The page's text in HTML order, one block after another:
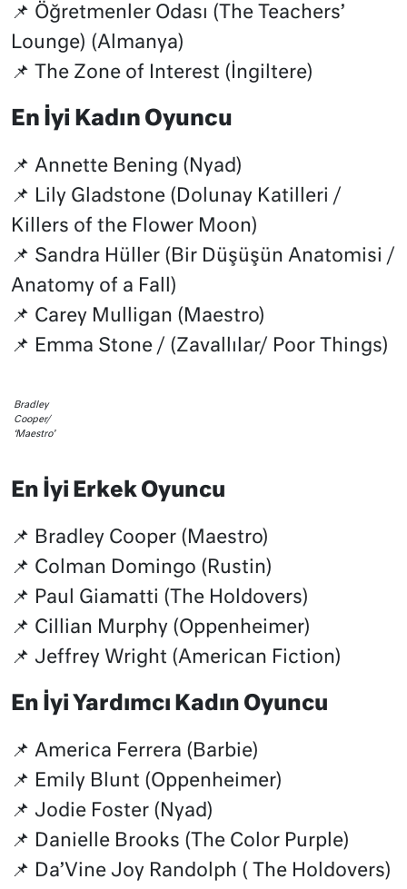
📌 Öğretmenler Odası (The Teachers’
Lounge) (Almanya)
📌 The Zone of Interest (İngiltere)
En İyi Kadın Oyuncu
📌 Annette Bening (Nyad)
📌 Lily Gladstone (Dolunay Katilleri /
Killers of the Flower Moon)
📌 Sandra Hüller (Bir Düşüşün Anatomisi /
Anatomy of a Fall)
📌 Carey Mulligan (Maestro)
📌 Emma Stone / (Zavallılar/ Poor Things)
Bradley
Cooper/
‘Maestro’
En İyi Erkek Oyuncu
📌 Bradley Cooper (Maestro)
📌 Colman Domingo (Rustin)
📌 Paul Giamatti (The Holdovers)
📌 Cillian Murphy (Oppenheimer)
📌 Jeffrey Wright (American Fiction)
En İyi Yardımcı Kadın Oyuncu
📌 America Ferrera (Barbie)
📌 Emily Blunt (Oppenheimer)
📌 Jodie Foster (Nyad)
📌 Danielle Brooks (The Color Purple)
📌 Da’Vine Joy Randolph ( The Holdovers)